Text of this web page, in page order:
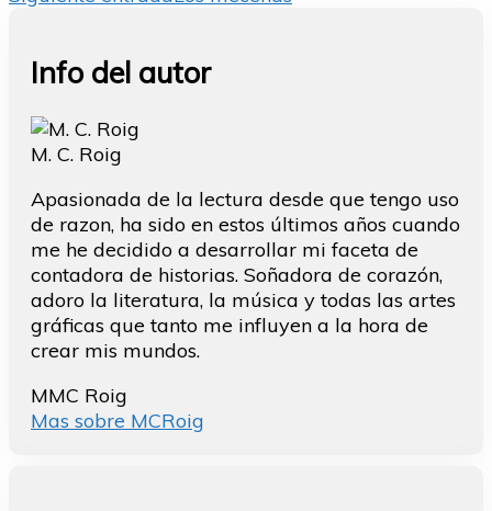
Info del autor
M. C. Roig
Apasionada de la lectura desde que tengo uso
de razon, ha sido en estos últimos años cuando
me he decidido a desarrollar mi faceta de
contadora de historias. Soñadora de corazón,
adoro la literatura, la música y todas las artes
gráficas que tanto me influyen a la hora de
crear mis mundos.
MMC Roig
Mas sobre MCRoig